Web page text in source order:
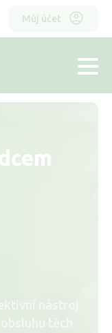
Horní
Můj účet
nástroj
těch